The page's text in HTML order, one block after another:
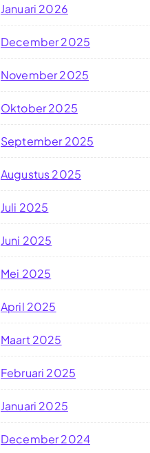
Januari 2026
December 2025
November 2025
Oktober 2025
September 2025
Augustus 2025
Juli 2025
Juni 2025
Mei 2025
April 2025
Maart 2025
Februari 2025
Januari 2025
December 2024